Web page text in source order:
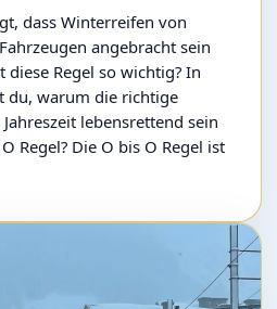
dass Winterreifen von
angebracht sein
Regel so wichtig? In
du, warum die richtige
lebensrettend sein
Regel? Die O bis O Regel ist